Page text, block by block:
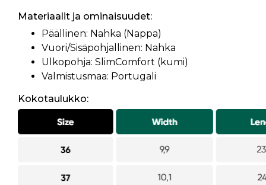
Materiaalit ja ominaisuudet:
Päällinen: Nahka (Nappa)
Vuori/Sisäpohjallinen: Nahka
Ulkopohja: SlimComfort (kumi)
Valmistusmaa: Portugali
Kokotaulukko: